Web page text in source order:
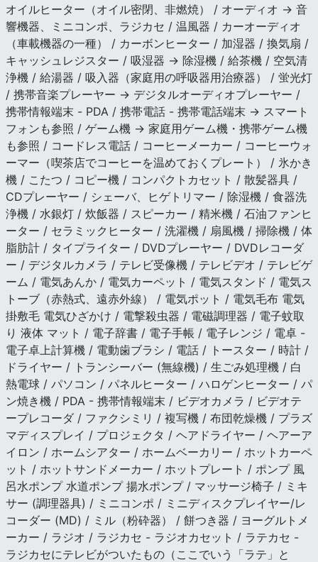
オイルヒーター（オイル密閉、非燃焼） / オーディオ → 音
響機器、ミニコンポ、ラジカセ / 温風器 / カーオーディオ
（車載機器の一種） / カーボンヒーター / 加湿器 / 換気扇 /
キャッシュレジスター / 吸湿器 → 除湿機 / 給茶機 / 空気清
浄機 / 給湯器 / 吸入器（家庭用の呼吸器用治療器） / 蛍光灯
/ 携帯音楽プレーヤー → デジタルオーディオプレーヤー /
携帯情報端末 - PDA / 携帯電話 - 携帯電話端末 → スマート
フォンも参照 / ゲーム機 → 家庭用ゲーム機・携帯ゲーム機
も参照 / コードレス電話 / コーヒーメーカー / コーヒーウォ
ーマー（喫茶店でコーヒーを温めておくプレート） / 氷かき
機 / こたつ / コピー機 / コンパクトカセット / 散髪器具 /
CDプレーヤー / シェーバ、ヒゲトリマー / 除湿機 / 食器洗
浄機 / 水銀灯 / 炊飯器 / スピーカー / 精米機 / 石油ファンヒ
ーター / セラミックヒーター / 洗濯機 / 扇風機 / 掃除機 / 体
脂肪計 / タイプライター / DVDプレーヤー / DVDレコーダ
ー / デジタルカメラ / テレビ受像機 / テレビデオ / テレビゲ
ーム / 電気あんか / 電気カーペット / 電気スタンド / 電気ス
トーブ（赤熱式、遠赤外線） / 電気ポット / 電気毛布 電気
掛敷毛 電気ひざかけ / 電撃殺虫器 / 電磁調理器 / 電子蚊取
り 液体 マット / 電子辞書 / 電子手帳 / 電子レンジ / 電卓 -
電子卓上計算機 / 電動歯ブラシ / 電話 / トースター / 時計 /
ドライヤー / トランシーバー (無線機) / 生ごみ処理機 / 白
熱電球 / パソコン / パネルヒーター / ハロゲンヒーター / パ
ン焼き機 / PDA - 携帯情報端末 / ビデオカメラ / ビデオテ
ープレコーダ / ファクシミリ / 複写機 / 布団乾燥機 / プラズ
マディスプレイ / プロジェクタ / ヘアドライヤー / ヘアーア
イロン / ホームシアター / ホームベーカリー / ホットカーペ
ット / ホットサンドメーカー / ホットプレート / ポンプ 風
呂水ポンプ 水道ポンプ 揚水ポンプ / マッサージ椅子 / ミキ
サー (調理器具) / ミニコンポ / ミニディスクプレイヤー/レ
コーダー (MD) / ミル（粉砕器） / 餅つき器 / ヨーグルトメ
ーカー / ラジオ / ラジカセ - ラジオカセット / ラテカセ -
ラジカセにテレビがついたもの（ここでいう「ラテ」と